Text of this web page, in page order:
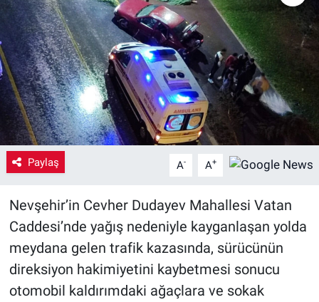
Paylaş A- A+
Nevşehir’in Cevher Dudayev Mahallesi Vatan
Caddesi’nde yağış nedeniyle kayganlaşan yolda
meydana gelen trafik kazasında, sürücünün
direksiyon hakimiyetini kaybetmesi sonucu
otomobil kaldırımdaki ağaçlara ve sokak
Kültür - Sanat
Yaşam
VEFATLAR